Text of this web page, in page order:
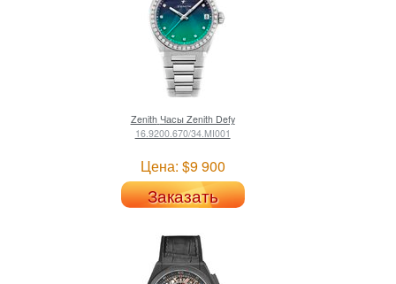
Zenith Часы Zenith Defy
16.9200.670/34.MI001
Цена: $9 900
Заказать